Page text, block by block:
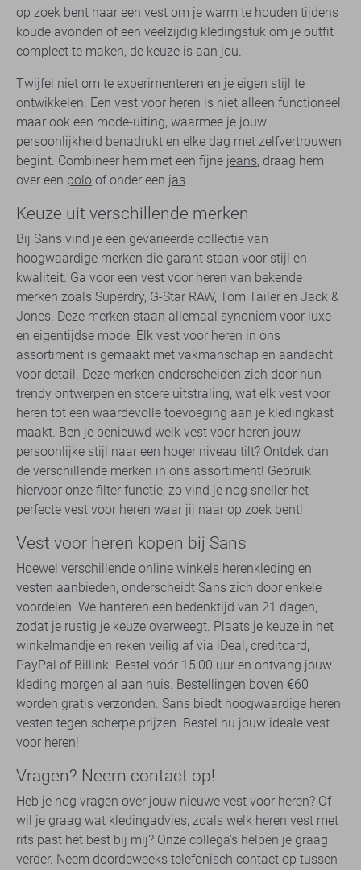
op zoek bent naar een vest om je warm te houden tijdens
koude avonden of een veelzijdig kledingstuk om je outfit
compleet te maken, de keuze is aan jou.
Twijfel niet om te experimenteren en je eigen stijl te
ontwikkelen. Een vest voor heren is niet alleen functioneel,
maar ook een mode-uiting, waarmee je jouw
persoonlijkheid benadrukt en elke dag met zelfvertrouwen
begint. Combineer hem met een fijne jeans, draag hem
over een polo of onder een jas.
Keuze uit verschillende merken
Bij Sans vind je een gevarieerde collectie van
hoogwaardige merken die garant staan voor stijl en
kwaliteit. Ga voor een vest voor heren van bekende
merken zoals Superdry, G-Star RAW, Tom Tailer en Jack &
Jones. Deze merken staan allemaal synoniem voor luxe
en eigentijdse mode. Elk vest voor heren in ons
assortiment is gemaakt met vakmanschap en aandacht
voor detail. Deze merken onderscheiden zich door hun
trendy ontwerpen en stoere uitstraling, wat elk vest voor
heren tot een waardevolle toevoeging aan je kledingkast
maakt. Ben je benieuwd welk vest voor heren jouw
persoonlijke stijl naar een hoger niveau tilt? Ontdek dan
de verschillende merken in ons assortiment! Gebruik
hiervoor onze filter functie, zo vind je nog sneller het
perfecte vest voor heren waar jij naar op zoek bent!
Vest voor heren kopen bij Sans
Hoewel verschillende online winkels herenkleding en
vesten aanbieden, onderscheidt Sans zich door enkele
voordelen. We hanteren een bedenktijd van 21 dagen,
zodat je rustig je keuze overweegt. Plaats je keuze in het
winkelmandje en reken veilig af via iDeal, creditcard,
PayPal of Billink. Bestel vóór 15:00 uur en ontvang jouw
kleding morgen al aan huis. Bestellingen boven €60
worden gratis verzonden. Sans biedt hoogwaardige heren
vesten tegen scherpe prijzen. Bestel nu jouw ideale vest
voor heren!
Vragen? Neem contact op!
Heb je nog vragen over jouw nieuwe vest voor heren? Of
wil je graag wat kledingadvies, zoals welk heren vest met
rits past het best bij mij? Onze collega’s helpen je graag
verder. Neem doordeweeks telefonisch contact op tussen